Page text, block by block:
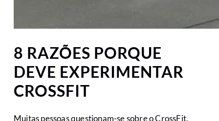
8 RAZÕES PORQUE
DEVE EXPERIMENTAR
CROSSFIT
Muitas pessoas questionam-se sobre o CrossFit.